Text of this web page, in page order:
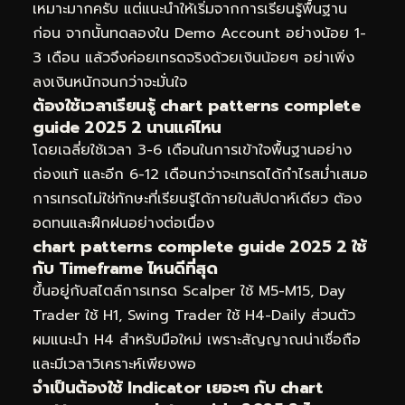
เหมาะมากครับ แต่แนะนำให้เริ่มจากการเรียนรู้พื้นฐาน
ก่อน จากนั้นทดลองใน Demo Account อย่างน้อย 1-
3 เดือน แล้วจึงค่อยเทรดจริงด้วยเงินน้อยๆ อย่าเพิ่ง
ลงเงินหนักจนกว่าจะมั่นใจ
ต้องใช้เวลาเรียนรู้ chart patterns complete
guide 2025 2 นานแค่ไหน
โดยเฉลี่ยใช้เวลา 3-6 เดือนในการเข้าใจพื้นฐานอย่าง
ถ่องแท้ และอีก 6-12 เดือนกว่าจะเทรดได้กำไรสม่ำเสมอ
การเทรดไม่ใช่ทักษะที่เรียนรู้ได้ภายในสัปดาห์เดียว ต้อง
อดทนและฝึกฝนอย่างต่อเนื่อง
chart patterns complete guide 2025 2 ใช้
กับ Timeframe ไหนดีที่สุด
ขึ้นอยู่กับสไตล์การเทรด Scalper ใช้ M5-M15, Day
Trader ใช้ H1, Swing Trader ใช้ H4-Daily ส่วนตัว
ผมแนะนำ H4 สำหรับมือใหม่ เพราะสัญญาณน่าเชื่อถือ
และมีเวลาวิเคราะห์เพียงพอ
จำเป็นต้องใช้ Indicator เยอะๆ กับ chart